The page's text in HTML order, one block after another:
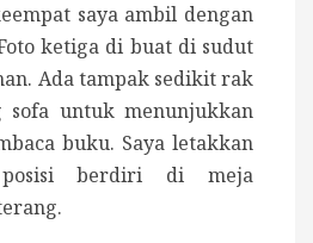
saya ambil dengan
ketiga di buat di sudut
Ada tampak sedikit rak
sofa untuk menunjukkan
buku. Saya letakkan
berdiri di meja